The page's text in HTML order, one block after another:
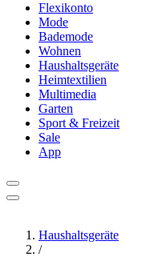
Flexikonto
Mode
Bademode
Wohnen
Haushaltsgeräte
Heimtextilien
Multimedia
Garten
Sport & Freizeit
Sale
App
Haushaltsgeräte
/